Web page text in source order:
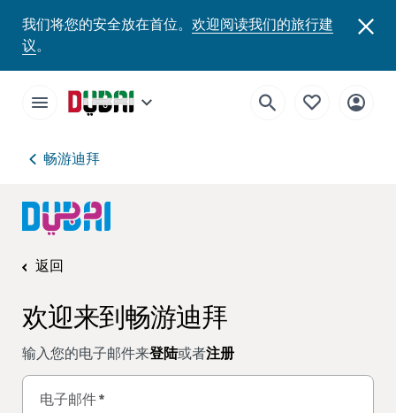
我们将您的安全放在首位。 欢迎阅读我们的旅行建
议。
畅游迪拜
返回
欢迎来到畅游迪拜
输入您的电子邮件来登陆或者注册
电子邮件*